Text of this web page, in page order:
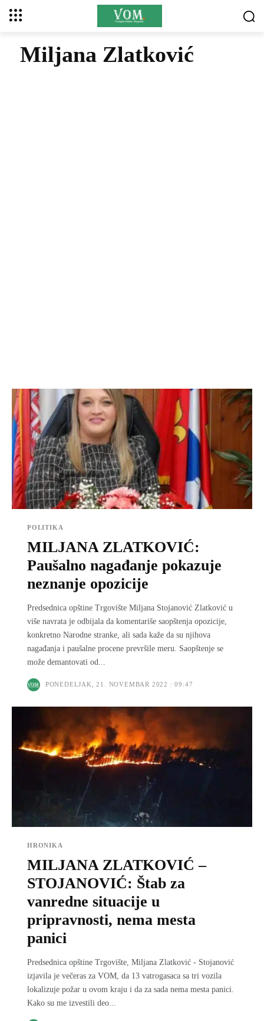
Miljana Zlatković
POLITIKA
MILJANA ZLATKOVIĆ:
Paušalno nagađanje pokazuje
neznanje opozicije
Predsednica opštine Trgovište Miljana Stojanović Zlatković u
više navrata je odbijala da komentariše saopštenja opozicije,
konkretno Narodne stranke, ali sada kaže da su njihova
nagađanja i paušalne procene prevršile meru. Saopštenje se
može demantovati od...
PONEDELJAK, 21. NOVEMBAR 2022 : 09:47
HRONIKA
MILJANA ZLATKOVIĆ –
STOJANOVIĆ: Štab za
vanredne situacije u
pripravnosti, nema mesta
panici
Predsednica opštine Trgovište, Miljana Zlatković - Stojanović
izjavila je večeras za VOM, da 13 vatrogasaca sa tri vozila
lokalizuje požar u ovom kraju i da za sada nema mesta panici.
Kako su me izvestili deo...